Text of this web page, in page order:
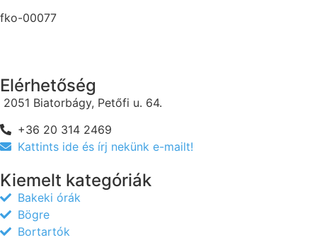
fko-00077
Elérhetőség
2051 Biatorbágy, Petőfi u. 64.
+36 20 314 2469
Kattints ide és írj nekünk e-mailt!
Kiemelt kategóriák
Bakeki órák
Bögre
Bortartók